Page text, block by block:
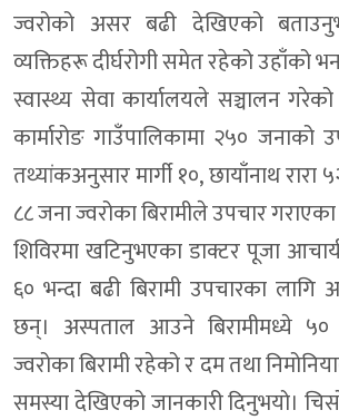
ज्वरोको असर बढी देखिएको
व्यक्तिहरू दीर्घरोगी समेत रहेको उहाँको
स्वास्थ्य सेवा कार्यालयले सञ्चालन
कार्मारोङ गाउँपालिकामा २५० जनाको
तथ्यांकअनुसार मार्गी १०, छायाँनाथ रारा
८८ जना ज्वरोका बिरामीले उपचार
शिविरमा खटिनुभएका डाक्टर पूजा
६० भन्दा बढी बिरामी उपचारका लागि
छन्। अस्पताल आउने बिरामीमध्ये ५०
ज्वरोका बिरामी रहेको र दम तथा
समस्या देखिएको जानकारी दिनुभयो।